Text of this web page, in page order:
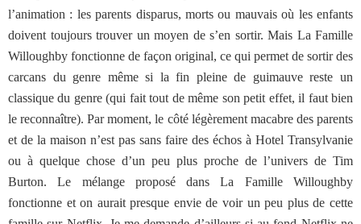
l’animation : les parents disparus, morts ou mauvais où les enfants
doivent toujours trouver un moyen de s’en sortir. Mais La Famille
Willoughby fonctionne de façon original, ce qui permet de sortir des
carcans du genre même si la fin pleine de guimauve reste un
classique du genre (qui fait tout de même son petit effet, il faut bien
le reconnaître). Par moment, le côté légèrement macabre des parents
et de la maison n’est pas sans faire des échos à Hotel Transylvanie
ou à quelque chose d’un peu plus proche de l’univers de Tim
Burton. Le mélange proposé dans La Famille Willoughby
fonctionne et on aurait presque envie de voir un peu plus de cette